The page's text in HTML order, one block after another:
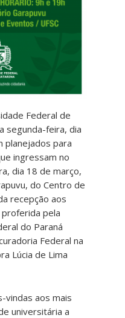
Federal de
segunda-feira, dia
planejados para
ingressam no
dia 18 de março,
do Centro de
recepção aos
proferida pela
do Paraná
Federal na
Lúcia de Lima
vindas aos mais
universitária a